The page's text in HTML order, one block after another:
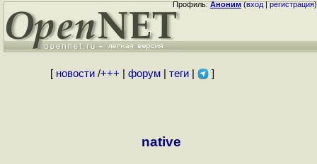
Профиль:Аноним(вход|регистрация)
[ новости/+++ форум| теги| ]
native